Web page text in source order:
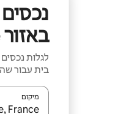
באזור Chevreuse
לגלות
בית עבור
מיקום
כאשר